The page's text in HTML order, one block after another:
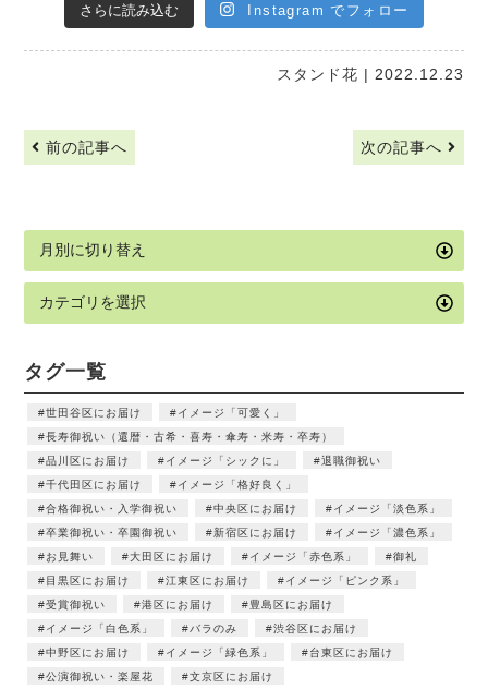
さらに読み込む Instagram でフォロー
スタンド花 | 2022.12.23
前の記事へ 次の記事へ
タグ一覧
世田谷区にお届け
イメージ「可愛く」
長寿御祝い（還暦・古希・喜寿・傘寿・米寿・卒寿）
品川区にお届け
イメージ「シックに」
退職御祝い
千代田区にお届け
イメージ「格好良く」
合格御祝い・入学御祝い
中央区にお届け
イメージ「淡色系」
卒業御祝い・卒園御祝い
新宿区にお届け
イメージ「濃色系」
お見舞い
大田区にお届け イメージ「赤色系」
御礼
目黒区にお届け
江東区にお届け
イメージ「ピンク系」
受賞御祝い
港区にお届け
豊島区にお届け
イメージ「白色系」
バラのみ
渋谷区にお届け
中野区にお届け
イメージ「緑色系」
台東区にお届け
公演御祝い・楽屋花
文京区にお届け